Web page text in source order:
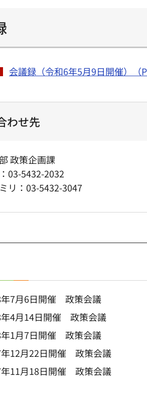
会議録（令和6年5月9日開催）（
わせ先
政策企画課
03-5432-2032
リ：03-5432-3047
7月6日開催 政策会議
4月14日開催 政策会議
1月7日開催 政策会議
12月22日開催 政策会議
11月18日開催 政策会議